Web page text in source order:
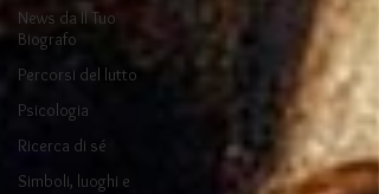
News da Il Tuo
Biografo
Percorsi del lutto
Psicologia
Ricerca di sé
Simboli, luoghi e